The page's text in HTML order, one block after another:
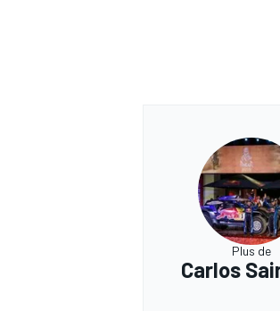
AUTRES CHAMPIONNATS
Plus de
Carlos